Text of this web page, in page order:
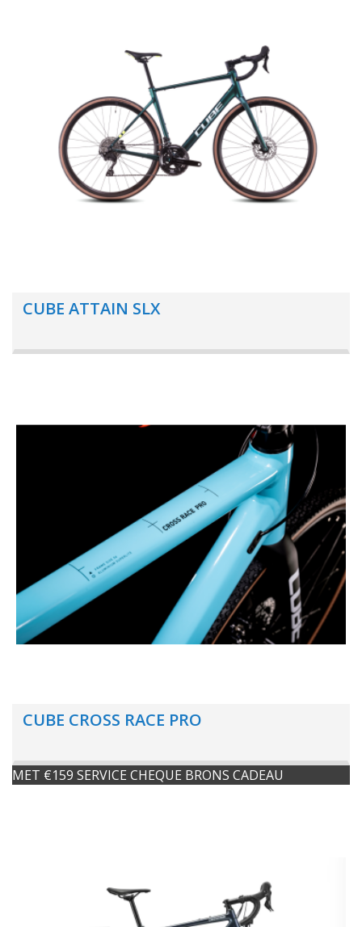
CUBE ATTAIN SLX
CUBE CROSS RACE PRO
MET €159 SERVICE CHEQUE BRONS CADEAU